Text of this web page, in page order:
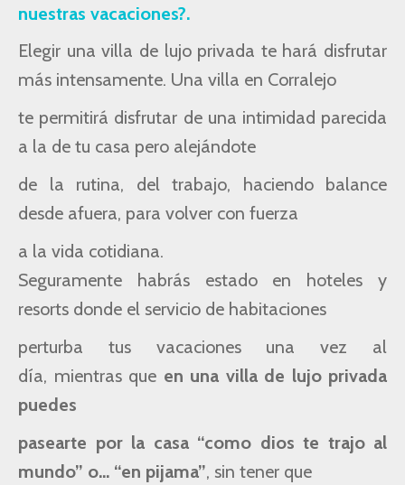
nuestras vacaciones?.
Elegir una villa de lujo privada te hará disfrutar
más intensamente. Una villa en Corralejo
te permitirá disfrutar de una intimidad parecida
a la de tu casa pero alejándote
de la rutina, del trabajo, haciendo balance
desde afuera, para volver con fuerza
a la vida cotidiana.
Seguramente habrás estado en hoteles y
resorts donde el servicio de habitaciones
perturba tus vacaciones una vez al
día, mientras que en una villa de lujo privada
puedes
pasearte por la casa “como dios te trajo al
mundo” o… “en pijama”, sin tener que